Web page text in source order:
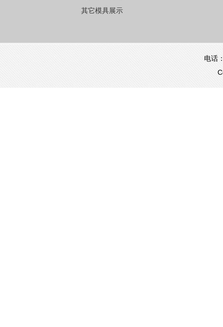
其它模具展示
电话